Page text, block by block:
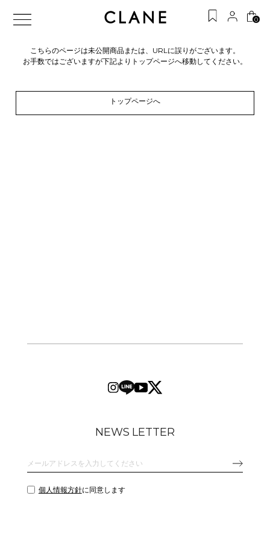
0
こちらのページは未公開商品または、URLに誤りがございます。
お手数ではございますが下記よりトップページへ移動してください。
トップページへ
NEWS LETTER
個人情報方針に同意します